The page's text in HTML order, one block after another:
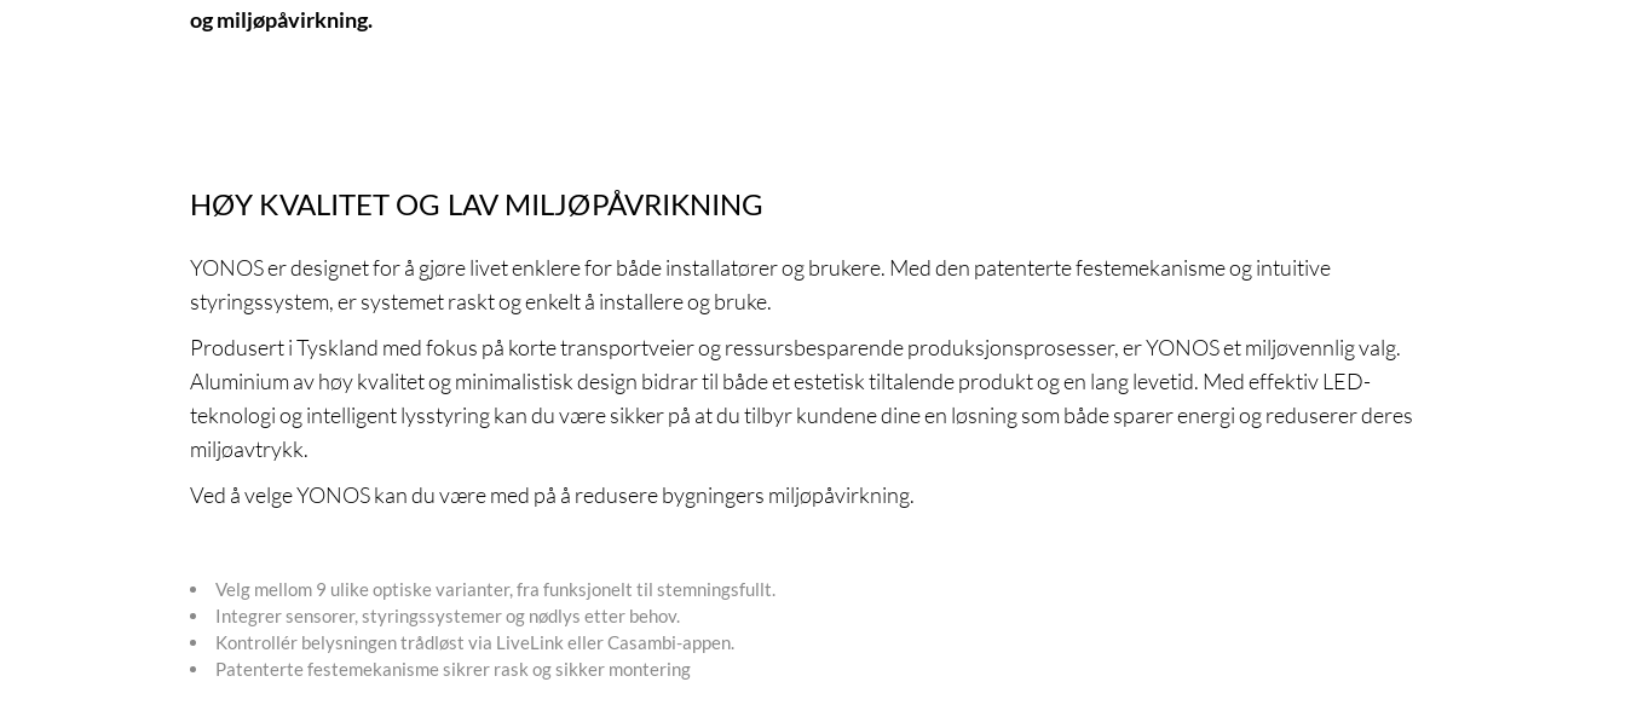
og miljøpåvirkning.
HØY KVALITET OG LAV MILJØPÅVRIKNING
YONOS er designet for å gjøre livet enklere for både installatører og brukere. Med den patenterte festemekanisme og intuitive
styringssystem, er systemet raskt og enkelt å installere og bruke.
Produsert i Tyskland med fokus på korte transportveier og ressursbesparende produksjonsprosesser, er YONOS et miljøvennlig valg.
Aluminium av høy kvalitet og minimalistisk design bidrar til både et estetisk tiltalende produkt og en lang levetid. Med effektiv LED-
teknologi og intelligent lysstyring kan du være sikker på at du tilbyr kundene dine en løsning som både sparer energi og reduserer deres
miljøavtrykk.
Ved å velge YONOS kan du være med på å redusere bygningers miljøpåvirkning.
Velg mellom 9 ulike optiske varianter, fra funksjonelt til stemningsfullt.
Integrer sensorer, styringssystemer og nødlys etter behov.
Kontrollér belysningen trådløst via LiveLink eller Casambi-appen.
Patenterte festemekanisme sikrer rask og sikker montering